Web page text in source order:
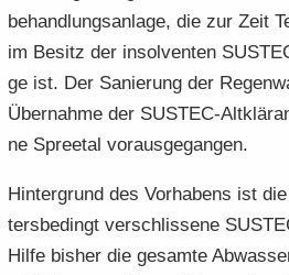
be­hand­lungs­an­la­ge, die zur Zeit
im Be­sitz der in­sol­ven­ten
ge ist. Der Sa­nie­rung der
Über­nah­me der SUSTEC-​
ne Spree­tal vor­aus­ge­gan­gen.
Hin­ter­grund des Vor­ha­bens ist
ters­be­dingt ver­schlis­se­ne
Hilfe bis­her die ge­sam­te